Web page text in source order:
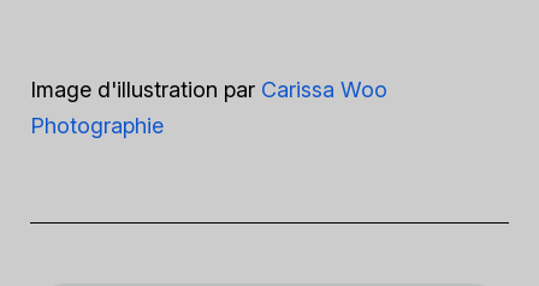
Image d'illustration par Carissa Woo
Photographie